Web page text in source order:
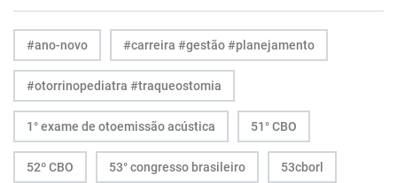
#ano-novo #carreira #gestão #planejamento
#otorrinopediatra #traqueostomia
1° exame de otoemissão acústica 51° CBO
52º CBO 53° congresso brasileiro 53cborl